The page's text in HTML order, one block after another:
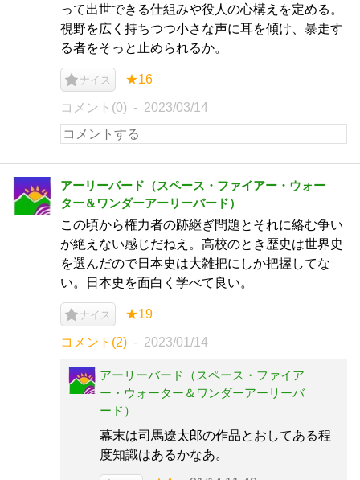
って出世できる仕組みや役人の心構えを定める。
視野を広く持ちつつ小さな声に耳を傾け、暴走す
る者をそっと止められるか。
ナイス ★16
コメント(0) 2023/03/14
アーリーバード（スペース・ファイアー・ウォー
ター＆ワンダーアーリーバード）
この頃から権力者の跡継ぎ問題とそれに絡む争い
が絶えない感じだねえ。高校のとき歴史は世界史
を選んだので日本史は大雑把にしか把握してな
い。日本史を面白く学べて良い。
ナイス ★19
コメント(2) 2023/01/14
アーリーバード（スペース・ファイア
ー・ウォーター＆ワンダーアーリーバ
ード）
幕末は司馬遼太郎の作品とおしてある程
度知識はあるかなあ。